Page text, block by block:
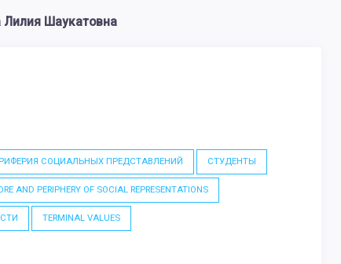
Шаукатовна
СОЦИАЛЬНЫХ ПРЕДСТАВЛЕНИЙ СТУДЕНТЫ
AND PERIPHERY OF SOCIAL REPRESENTATIONS
TERMINAL VALUES